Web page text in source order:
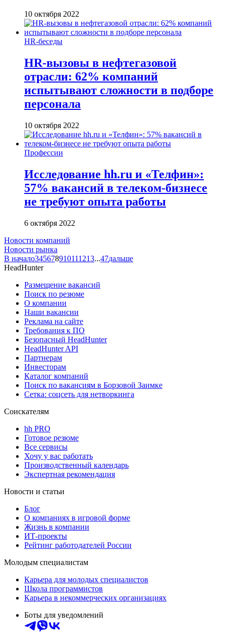
10 октября 2022
HR-беседы
HR-вызовы в нефтегазовой
отрасли: 62% компаний
испытывают сложности в подборе
персонала
10 октября 2022
Профессии
Исследование hh.ru и «Телфин»:
57% вакансий в телеком-бизнесе
не требуют опыта работы
6 октября 2022
Новости компаний
Новости рынка
В начало345678910111213...47дальше
HeadHunter
Размещение вакансий
Поиск по резюме
О компании
Наши вакансии
Реклама на сайте
Требования к ПО
Безопасный HeadHunter
HeadHunter API
Партнерам
Инвесторам
Каталог компаний
Поиск по вакансиям в Борзовой Заимке
Сетка: соцсеть для нетворкинга
Соискателям
hh PRO
Готовое резюме
Все сервисы
Хочу у вас работать
Производственный календарь
Экспертная рекомендация
Новости и статьи
Блог
О компаниях в игровой форме
Жизнь в компании
ИТ-проекты
Рейтинг работодателей России
Молодым специалистам
Карьера для молодых специалистов
Школа программистов
Карьера в некоммерческих организациях
Боты для уведомлений